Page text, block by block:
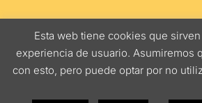
Esta web tiene cookies que
experiencia de usuario. Asumiremos
con esto, pero puede optar por no